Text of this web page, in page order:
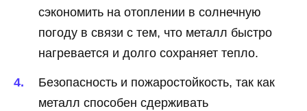
сэкономить на отоплении в солнечную
погоду в связи с тем, что металл быстро
нагревается и долго сохраняет тепло.
Безопасность и пожаростойкость, так как
металл способен сдерживать